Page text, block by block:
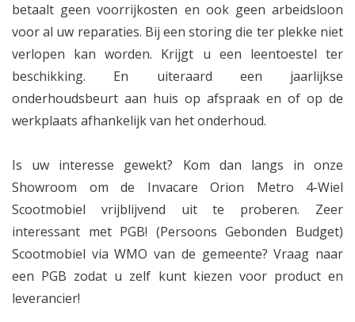
betaalt geen voorrijkosten en ook geen arbeidsloon
voor al uw reparaties. Bij een storing die ter plekke niet
verlopen kan worden. Krijgt u een leentoestel ter
beschikking. En uiteraard een jaarlijkse
onderhoudsbeurt aan huis op afspraak en of op de
werkplaats afhankelijk van het onderhoud.
Is uw interesse gewekt? Kom dan langs in onze
Showroom om de Invacare Orion Metro 4-Wiel
Scootmobiel vrijblijvend uit te proberen. Zeer
interessant met PGB! (Persoons Gebonden Budget)
Scootmobiel via WMO van de gemeente? Vraag naar
een PGB zodat u zelf kunt kiezen voor product en
leverancier!